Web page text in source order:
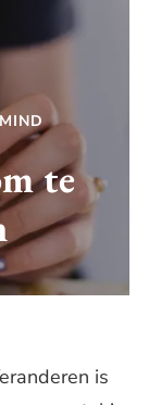
te
is